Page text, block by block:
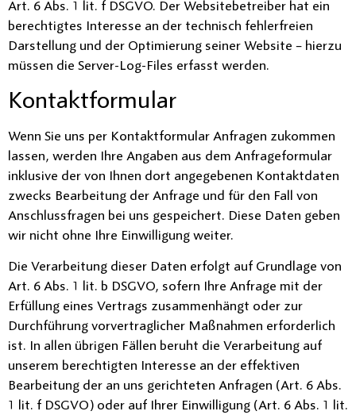
Art. 6 Abs. 1 lit. f DSGVO. Der Websitebetreiber hat ein
berechtigtes Interesse an der technisch fehlerfreien
Darstellung und der Optimierung seiner Website – hierzu
müssen die Server-Log-Files erfasst werden.
Kontaktformular
Wenn Sie uns per Kontaktformular Anfragen zukommen
lassen, werden Ihre Angaben aus dem Anfrageformular
inklusive der von Ihnen dort angegebenen Kontaktdaten
zwecks Bearbeitung der Anfrage und für den Fall von
Anschlussfragen bei uns gespeichert. Diese Daten geben
wir nicht ohne Ihre Einwilligung weiter.
Die Verarbeitung dieser Daten erfolgt auf Grundlage von
Art. 6 Abs. 1 lit. b DSGVO, sofern Ihre Anfrage mit der
Erfüllung eines Vertrags zusammenhängt oder zur
Durchführung vorvertraglicher Maßnahmen erforderlich
ist. In allen übrigen Fällen beruht die Verarbeitung auf
unserem berechtigten Interesse an der effektiven
Bearbeitung der an uns gerichteten Anfragen (Art. 6 Abs.
1 lit. f DSGVO) oder auf Ihrer Einwilligung (Art. 6 Abs. 1 lit.